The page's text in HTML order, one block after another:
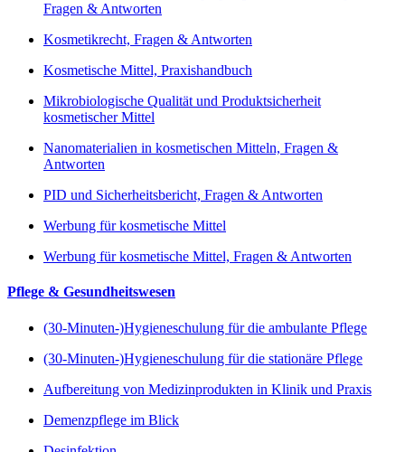
Fragen & Antworten
Kosmetikrecht, Fragen & Antworten
Kosmetische Mittel, Praxishandbuch
Mikrobiologische Qualität und Produktsicherheit
kosmetischer Mittel
Nanomaterialien in kosmetischen Mitteln, Fragen &
Antworten
PID und Sicherheitsbericht, Fragen & Antworten
Werbung für kosmetische Mittel
Werbung für kosmetische Mittel, Fragen & Antworten
Pflege & Gesundheitswesen
(30-Minuten-)Hygieneschulung für die ambulante Pflege
(30-Minuten-)Hygieneschulung für die stationäre Pflege
Aufbereitung von Medizinprodukten in Klinik und Praxis
Demenzpflege im Blick